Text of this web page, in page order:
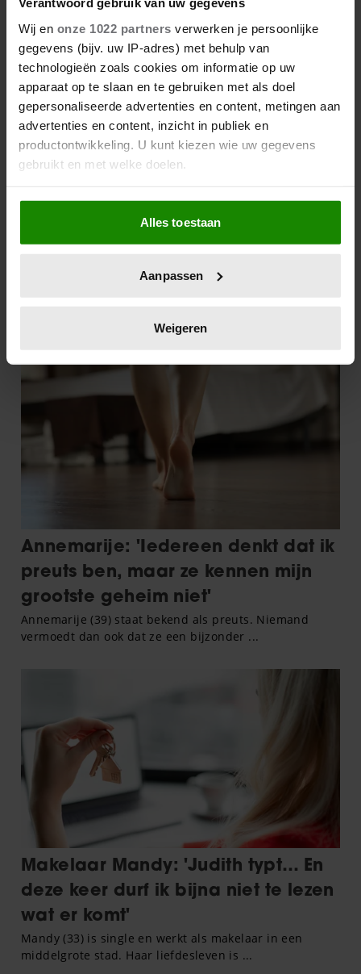
Wij en onze 1022 partners verwerken je persoonlijke
gegevens (bijv. uw IP-adres) met behulp van
technologieën zoals cookies om informatie op uw
apparaat op te slaan en te gebruiken met als doel
gepersonaliseerde advertenties en content, metingen aan
advertenties en content, inzicht in publiek en
productontwikkeling. U kunt kiezen wie uw gegevens
gebruikt en met welke doelen.
Als u het toestaat, willen we ook graag:
Informatie verzamelen over uw geografische
locatie, die tot een paar meter nauwkeurig kan zijn
scannen op specifieke eigenschappen (fingerprinting)
verwerkt en stel uw voorkeuren in het
intrekken in de Cookieverklaring.
We gebruiken cookies om content en advertenties te
personaliseren, om functies voor social media te bieden
en om ons websiteverkeer te analyseren. Ook delen we
informatie over uw gebruik van onze site met onze
partners voor social media, adverteren en analyse. Deze
partners kunnen deze gegevens combineren met andere
verzameld op basis van uw gebruik van hun services. U
gaat akkoord met onze cookies als u onze website blijft
gebruiken.
Alles toestaan
Aanpassen
Weigeren